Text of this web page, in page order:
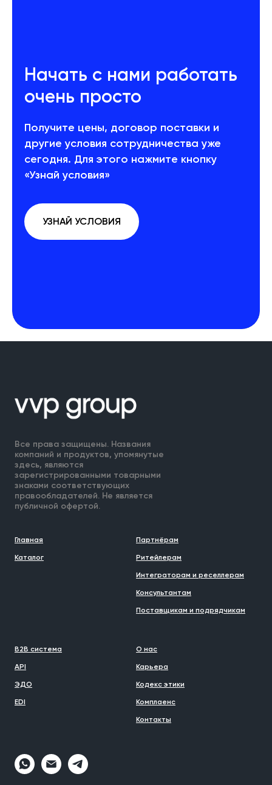
Начать с нами работать
очень просто
Получите цены, договор поставки и
другие условия сотрудничества уже
сегодня. Для этого нажмите кнопку
«Узнай условия»
УЗНАЙ УСЛОВИЯ
Все права защищены. Названия
компаний и продуктов, упомянутые
здесь, являются
зарегистрированными товарными
знаками соответствующих
правообладателей. Не является
публичной офертой.
Главная
Каталог
Партнёрам
Ритейлерам
Интеграторам и реселлерам
Консультантам
Поставщикам и подрядчикам
B2B система
API
ЭДО
EDI
О нас
Карьера
Кодекс этики
Комплаенс
Контакты